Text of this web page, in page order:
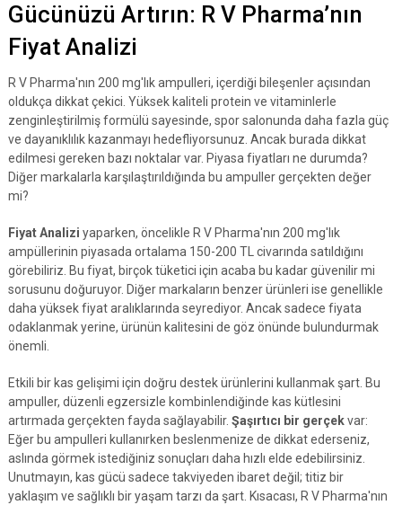
Gücünüzü Artırın: R V Pharma’nın
Fiyat Analizi
R V Pharma'nın 200 mg'lık ampulleri, içerdiği bileşenler açısından
oldukça dikkat çekici. Yüksek kaliteli protein ve vitaminlerle
zenginleştirilmiş formülü sayesinde, spor salonunda daha fazla güç
ve dayanıklılık kazanmayı hedefliyorsunuz. Ancak burada dikkat
edilmesi gereken bazı noktalar var. Piyasa fiyatları ne durumda?
Diğer markalarla karşılaştırıldığında bu ampuller gerçekten değer
mi?
Fiyat Analizi yaparken, öncelikle R V Pharma'nın 200 mg'lık
ampüllerinin piyasada ortalama 150-200 TL civarında satıldığını
görebiliriz. Bu fiyat, birçok tüketici için acaba bu kadar güvenilir mi
sorusunu doğuruyor. Diğer markaların benzer ürünleri ise genellikle
daha yüksek fiyat aralıklarında seyrediyor. Ancak sadece fiyata
odaklanmak yerine, ürünün kalitesini de göz önünde bulundurmak
önemli.
Etkili bir kas gelişimi için doğru destek ürünlerini kullanmak şart. Bu
ampuller, düzenli egzersizle kombinlendiğinde kas kütlesini
artırmada gerçekten fayda sağlayabilir. Şaşırtıcı bir gerçekvar:
Eğer bu ampulleri kullanırken beslenmenize de dikkat ederseniz,
aslında görmek istediğiniz sonuçları daha hızlı elde edebilirsiniz.
Unutmayın, kas gücü sadece takviyeden ibaret değil; titiz bir
yaklaşım ve sağlıklı bir yaşam tarzı da şart. Kısacası, R V Pharma'nın